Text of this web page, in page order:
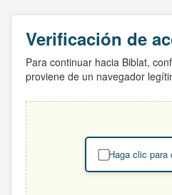
Verificación de
Para continuar hacia Biblat,
proviene de un navegador
Haga clic para